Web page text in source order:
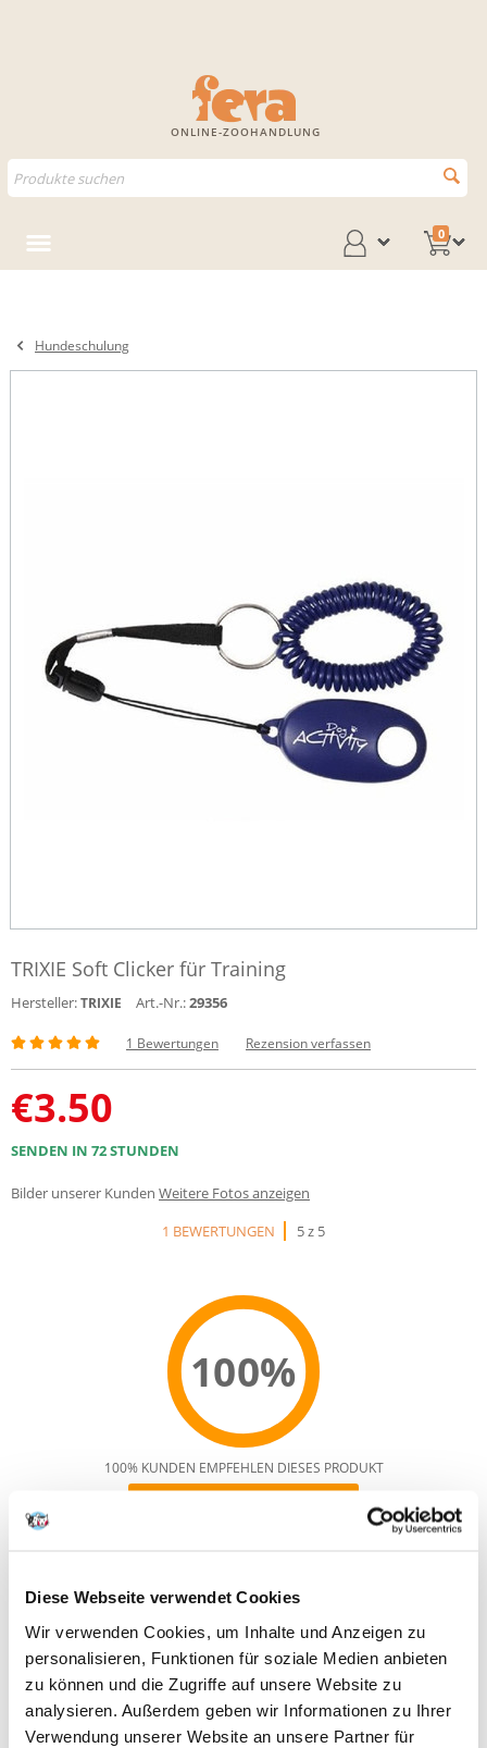
Diese Webseite verwendet Cookies
Wir verwenden Cookies, um Inhalte und Anzeigen zu
personalisieren, Funktionen für soziale Medien anbieten
zu können und die Zugriffe auf unsere Website zu
analysieren. Außerdem geben wir Informationen zu Ihrer
Verwendung unserer Website an unsere Partner für
ONLINE-ZOOHANDLUNG
0
Hundeschulung
TRIXIE Soft Clicker für Training
Hersteller:TRIXIE Art.-Nr.:29356
1 Bewertungen Rezension verfassen
€3.50
SENDEN IN 72 STUNDEN
Bilder unserer Kunden Weitere Fotos anzeigen
1 BEWERTUNGEN
5 z 5
100%
Recommend
100% KUNDEN EMPFEHLEN DIESES PRODUKT
erfolgreiche Ausbildung und ein optimales Training. Hundepfeifen,
Clicker, Target Stick und Trainings-Discs sind Bestandteile besonders
effektiver Erziehungsansätze. Mit ihrer Hilfe können dem Hund
eindeutige akustische bzw. optische Signale gegeben werden. Richtig
eingesetzt sind auch spezielle Erziehungs- und Ausbildungsgeschirre
äußerst wirkungsvolle Werkzeuge bei der Ausbildung von Hunden.